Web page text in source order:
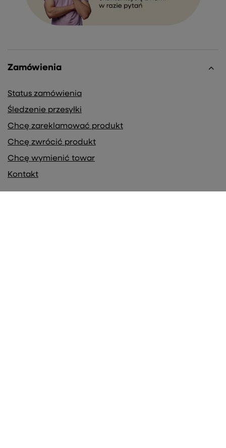
Zamówienia
Status zamówienia
Śledzenie przesyłki
Chcę zareklamować produkt
Chcę zwrócić produkt
Chcę wymienić towar
Kontakt